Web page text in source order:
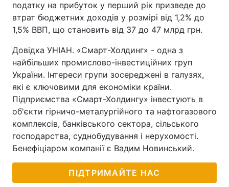
податку на прибуток у перший рік призведе до
втрат бюджетних доходів у розмірі від 1,2% до
1,5% ВВП, що становить від 37 до 47 млрд грн.
Довідка УНІАН. «Смарт-Холдинг» - одна з
найбільших промислово-інвестиційних груп
України. Інтереси групи зосереджені в галузях,
які є ключовими для економіки країни.
Підприємства «Смарт-Холдингу» інвестують в
об'єкти гірничо-металургійного та нафтогазового
комплексів, банківського сектора, сільського
господарства, суднобудування і нерухомості.
Бенефіціаром компанії є Вадим Новинський.
ПІДТРИМАЙТЕ НАС